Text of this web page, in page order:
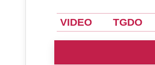
VIDEO TGDO